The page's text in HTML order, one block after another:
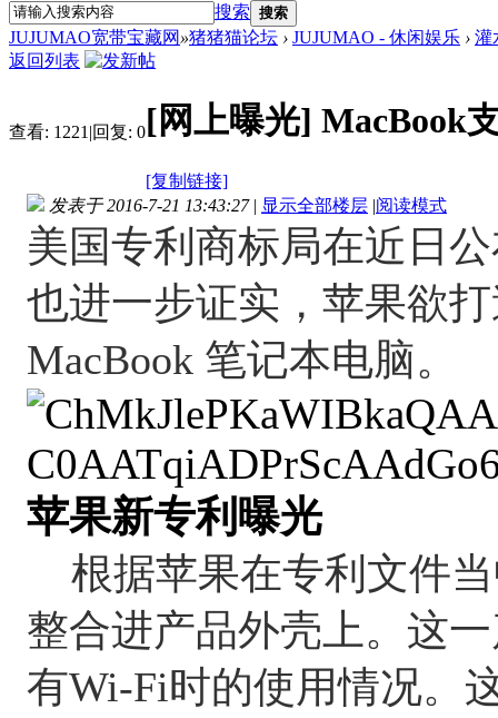
搜索 搜索
JUJUMAO宽带宝藏网 »猪猪猫论坛 › JUJUMAO - 休闲娱乐 › 灌
返回列表
查看: 1221 |回复: 0[网上曝光] MacBook
[复制链接]
发表于 2016-7-21 13:43:27 | 显示全部楼层 |阅读模式
美国专利商标局在近日
也进一步证实，苹果欲
MacBook 笔记本电脑。
苹果新专利曝光
根据苹果在专利文件当
整合进产品外壳上。这
有Wi-Fi时的使用情况。